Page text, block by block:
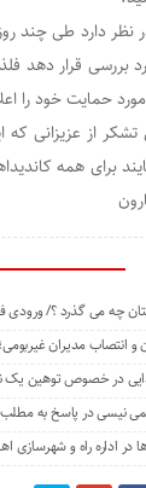
نظر دارد طی چند
بررسی قرار دهد
مورد حمایت خود را
از عزیزانی
برای همه
چه می گذرد ؟/ ورودی
و انتصاب مدیران
در خصوص توهین یک
نیسی در پاسخ به
اداره راه و شهرسازی